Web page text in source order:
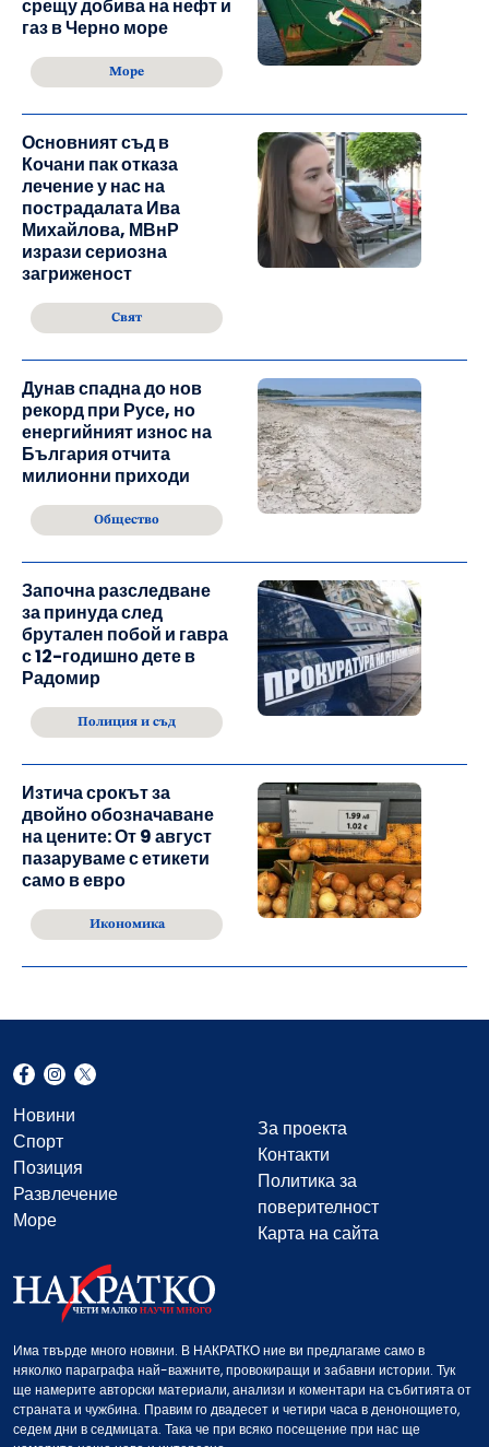
срещу добива на нефт и
газ в Черно море
Море
Основният съд в
Кочани пак отказа
лечение у нас на
пострадалата Ива
Михайлова, МВнР
изрази сериозна
загриженост
Свят
Дунав спадна до нов
рекорд при Русе, но
енергийният износ на
България отчита
милионни приходи
Общество
Започна разследване
за принуда след
брутален побой и гавра
с 12-годишно дете в
Радомир
Полиция и съд
Изтича срокът за
двойно обозначаване
на цените: От 9 август
пазаруваме с етикети
само в евро
Икономика
Новини
Спорт
Позиция
Развлечение
Море
За проекта
Контакти
Политика за
поверителност
Карта на сайта
Има твърде много новини. В НАКРАТКО ние ви предлагаме само в
няколко параграфа най-важните, провокиращи и забавни истории. Тук
ще намерите авторски материали, анализи и коментари на събитията от
страната и чужбина. Правим го двадесет и четири часа в денонощието,
седем дни в седмицата. Така че при всяко посещение при нас ще